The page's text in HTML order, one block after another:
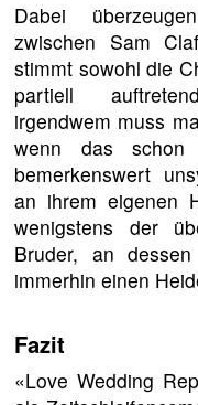
Dabei
zwischen Sam
stimmt sowohl die
partiell
irgendwem muss
wenn das
bemerkenswert
an ihrem eigenen
wenigstens der
Bruder, an
immerhin einen
Fazit
«Love Wedding